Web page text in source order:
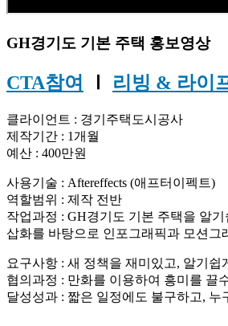
GH경기도 기본 주택 홍보영상
CTA참여 리빙 & 라이
클라이언트 : 경기주택도시공사
제작기간 : 1개월
예산 : 400만원
사용기술 : Aftereffects (애프터이펙트)
역할범위 : 제작 전반
작업과정 : GH경기도 기본 주택을 알
삽화를 바탕으로 인포그래픽과 모션그
요구사항 : 새 정책을 재미있고, 알기쉽
협의과정 : 만화를 이용하여 흥미를 끌
달성성과 : 짧은 일정에도 불구하고,